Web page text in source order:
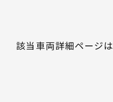
該当車両詳細ページは